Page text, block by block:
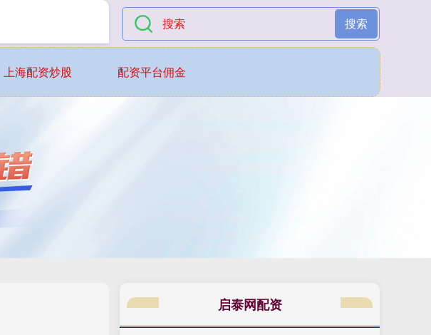
搜索
上海配资炒股 配资平台佣金
启泰网配资